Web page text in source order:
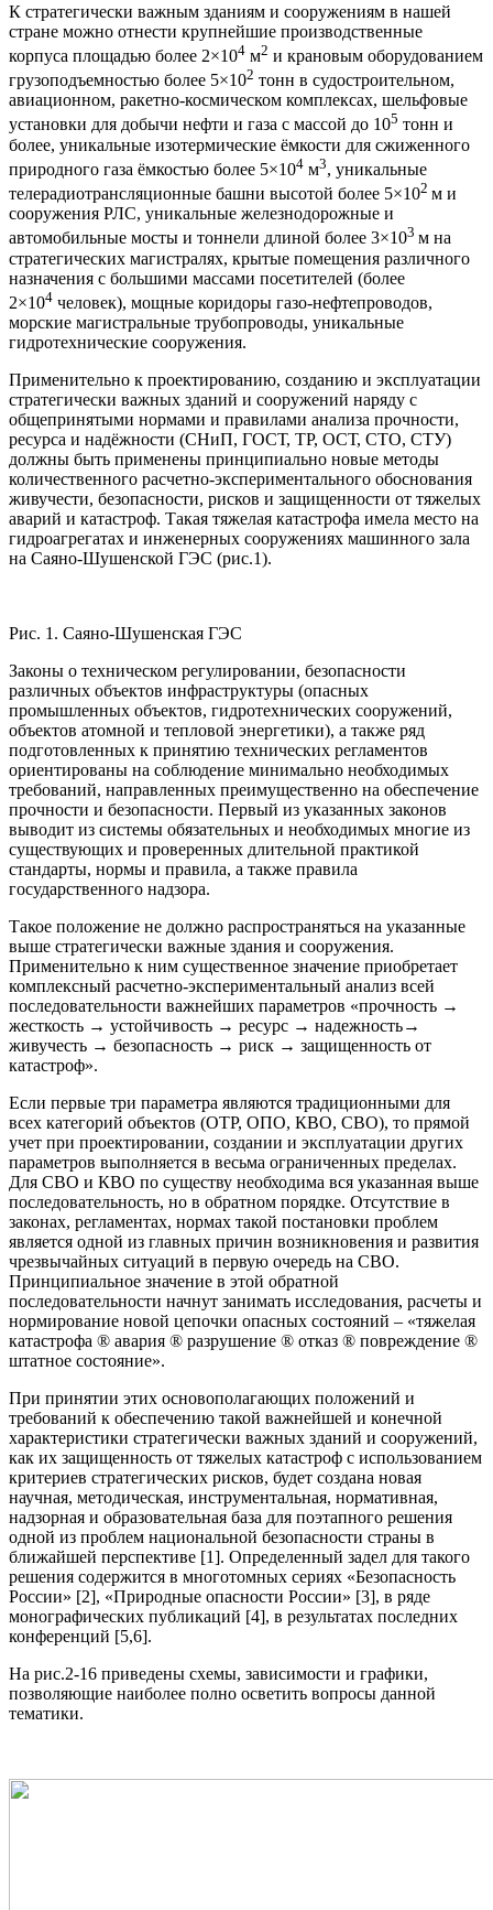
К стратегически важным зданиям и сооружениям в нашей
стране можно отнести крупнейшие производственные
корпуса площадью более 2×104 м2 и крановым оборудованием
грузоподъемностью более 5×102 тонн в судостроительном,
авиационном, ракетно-космическом комплексах, шельфовые
установки для добычи нефти и газа с массой до 105 тонн и
более, уникальные изотермические ёмкости для сжиженного
природного газа ёмкостью более 5×104 м3, уникальные
телерадиотрансляционные башни высотой более 5×102 м и
сооружения РЛС, уникальные железнодорожные и
автомобильные мосты и тоннели длиной более 3×103 м на
стратегических магистралях, крытые помещения различного
назначения с большими массами посетителей (более
2×104 человек), мощные коридоры газо-нефтепроводов,
морские магистральные трубопроводы, уникальные
гидротехнические сооружения.
Применительно к проектированию, созданию и эксплуатации
стратегически важных зданий и сооружений наряду с
общепринятыми нормами и правилами анализа прочности,
ресурса и надёжности (СНиП, ГОСТ, ТР, ОСТ, СТО, СТУ)
должны быть применены принципиально новые методы
количественного расчетно-экспериментального обоснования
живучести, безопасности, рисков и защищенности от тяжелых
аварий и катастроф. Такая тяжелая катастрофа имела место на
гидроагрегатах и инженерных сооружениях машинного зала
на Саяно-Шушенской ГЭС (рис.1).
Рис. 1. Саяно-Шушенская ГЭС
Законы о техническом регулировании, безопасности
различных объектов инфраструктуры (опасных
промышленных объектов, гидротехнических сооружений,
объектов атомной и тепловой энергетики), а также ряд
подготовленных к принятию технических регламентов
ориентированы на соблюдение минимально необходимых
требований, направленных преимущественно на обеспечение
прочности и безопасности. Первый из указанных законов
выводит из системы обязательных и необходимых многие из
существующих и проверенных длительной практикой
стандарты, нормы и правила, а также правила
государственного надзора.
Такое положение не должно распространяться на указанные
выше стратегически важные здания и сооружения.
Применительно к ним существенное значение приобретает
комплексный расчетно-экспериментальный анализ всей
последовательности важнейших параметров «прочность →
жесткость → устойчивость → ресурс → надежность→
живучесть → безопасность → риск → защищенность от
катастроф».
Если первые три параметра являются традиционными для
всех категорий объектов (ОТР, ОПО, КВО, СВО), то прямой
учет при проектировании, создании и эксплуатации других
параметров выполняется в весьма ограниченных пределах.
Для СВО и КВО по существу необходима вся указанная выше
последовательность, но в обратном порядке. Отсутствие в
законах, регламентах, нормах такой постановки проблем
является одной из главных причин возникновения и развития
чрезвычайных ситуаций в первую очередь на СВО.
Принципиальное значение в этой обратной
последовательности начнут занимать исследования, расчеты и
нормирование новой цепочки опасных состояний – «тяжелая
катастрофа ® авария ® разрушение ® отказ ® повреждение ®
штатное состояние».
При принятии этих основополагающих положений и
требований к обеспечению такой важнейшей и конечной
характеристики стратегически важных зданий и сооружений,
как их защищенность от тяжелых катастроф с использованием
критериев стратегических рисков, будет создана новая
научная, методическая, инструментальная, нормативная,
надзорная и образовательная база для поэтапного решения
одной из проблем национальной безопасности страны в
ближайшей перспективе [1]. Определенный задел для такого
решения содержится в многотомных сериях «Безопасность
России» [2], «Природные опасности России» [3], в ряде
монографических публикаций [4], в результатах последних
конференций [5,6].
На рис.2-16 приведены схемы, зависимости и графики,
позволяющие наиболее полно осветить вопросы данной
тематики.